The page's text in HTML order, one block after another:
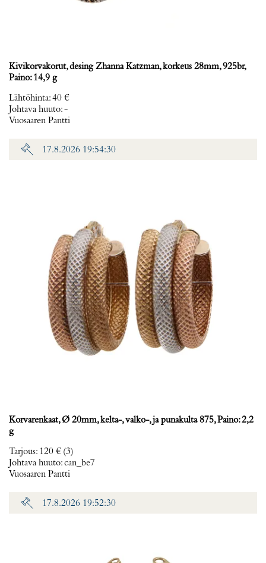
Kivikorvakorut, desing Zhanna Katzman, korkeus 28mm, 925br,
Paino: 14,9 g
Lähtöhinta:40 €
Johtava huuto:-
Vuosaaren Pantti
17.8.2026 19:54:30
Korvarenkaat, Ø 20mm, kelta-, valko-, ja punakulta 875, Paino: 2,2
g
Tarjous: 120 € (3)
Johtava huuto:can_be7
Vuosaaren Pantti
17.8.2026 19:52:30